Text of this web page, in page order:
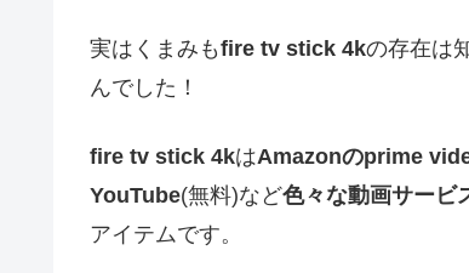
実はくまみもfire tv stick 4kの存在は
んでした！
fire tv stick 4kはAmazonのprime
YouTube(無料)など色々な動画サービ
アイテムです。